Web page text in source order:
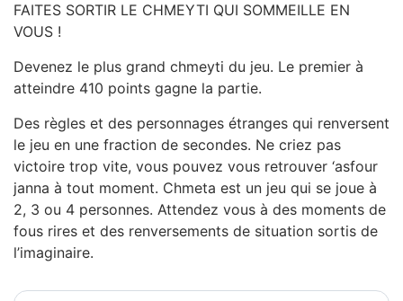
FAITES SORTIR LE CHMEYTI QUI SOMMEILLE EN
VOUS !
Devenez le plus grand chmeyti du jeu. Le premier à
atteindre 410 points gagne la partie.
Des règles et des personnages étranges qui renversent
le jeu en une fraction de secondes. Ne criez pas
victoire trop vite, vous pouvez vous retrouver ‘asfour
janna à tout moment. Chmeta est un jeu qui se joue à
2, 3 ou 4 personnes. Attendez vous à des moments de
fous rires et des renversements de situation sortis de
l’imaginaire.